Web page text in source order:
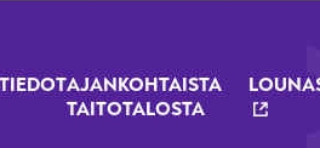
AJANKOHTAISTA
TAITOTALOSTA